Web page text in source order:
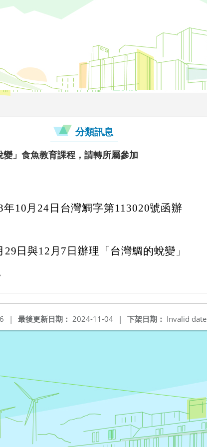
分類訊息
」食魚教育課程，請轉所屬參加
10月24日台灣鯛字第113020號函辦
日與12月7日辦理「台灣鯛的蛻變」
下架日期： Invalid date
最後更新日期： 2024-11-04 |
|